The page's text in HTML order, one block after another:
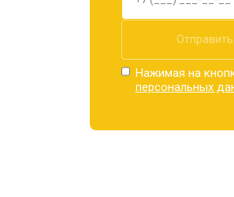
Нажимая на
персональных